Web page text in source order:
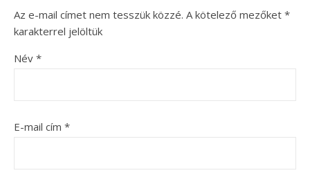
Az e-mail címet nem tesszük közzé. A kötelező mezőket *
karakterrel jelöltük
Név *
E-mail cím *